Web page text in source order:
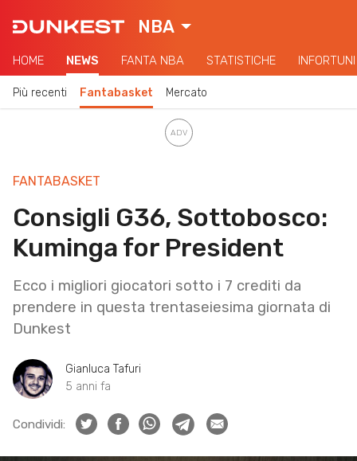
NBA
HOME NEWS FANTA NBA STATISTICHE INFORTUNI
Più recenti Fantabasket Mercato
FANTABASKET
Consigli G36, Sottobosco:
Kuminga for President
Ecco i migliori giocatori sotto i 7 crediti da
prendere in questa trentaseiesima giornata di
Dunkest
Gianluca Tafuri
5 anni fa
Condividi: